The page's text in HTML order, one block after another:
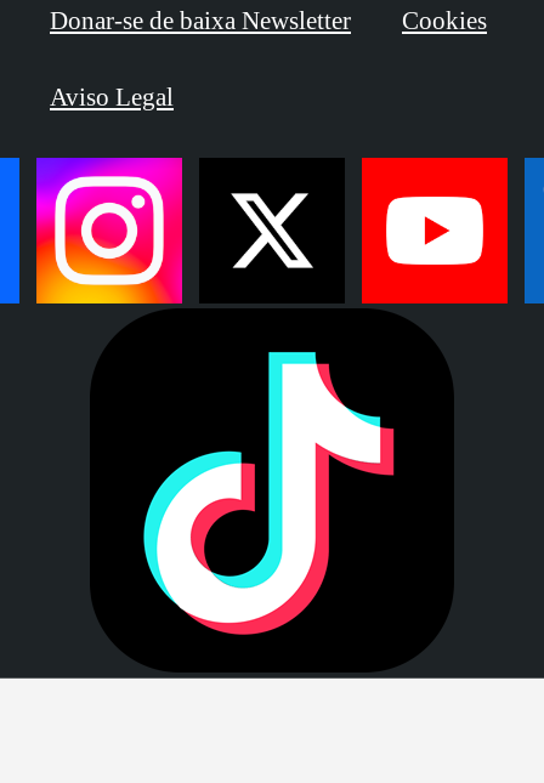
Donar-se de baixa Newsletter Cookies
Aviso Legal